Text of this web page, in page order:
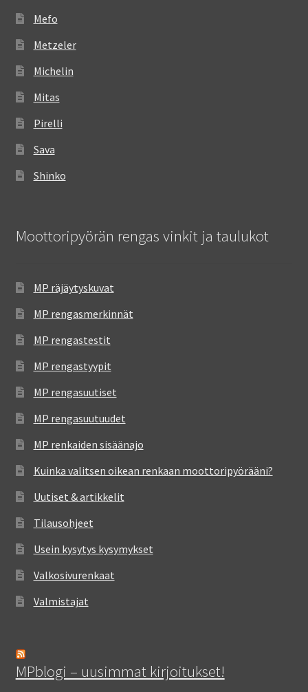
Mefo
Metzeler
Michelin
Mitas
Pirelli
Sava
Shinko
Moottoripyörän rengas vinkit ja taulukot
MP räjäytyskuvat
MP rengasmerkinnät
MP rengastestit
MP rengastyypit
MP rengasuutiset
MP rengasuutuudet
MP renkaiden sisäänajo
Kuinka valitsen oikean renkaan moottoripyörääni?
Uutiset & artikkelit
Tilausohjeet
Usein kysytys kysymykset
Valkosivurenkaat
Valmistajat
MPblogi – uusimmat kirjoitukset!